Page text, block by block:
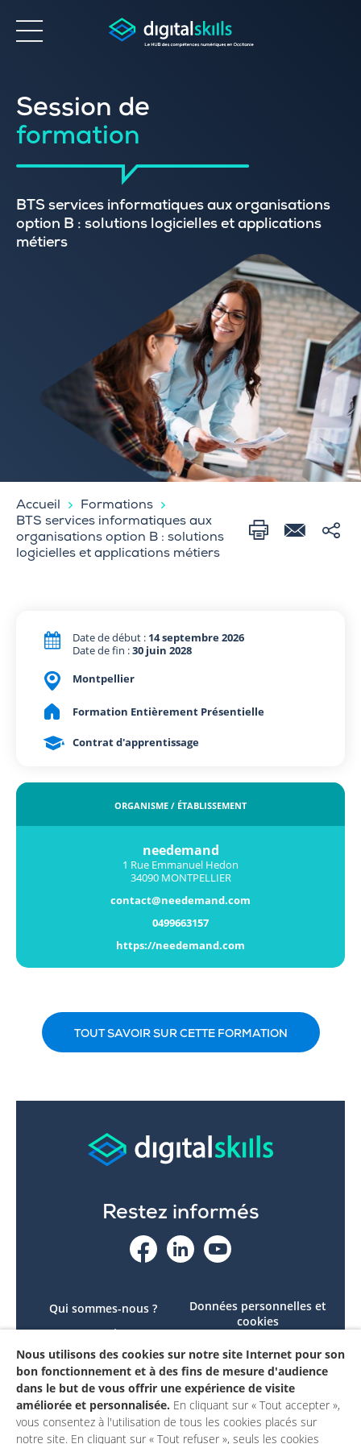
Accessibilité
Session de
formation
BTS services informatiques aux organisations
option B : solutions logicielles et applications
métiers
Accueil
Formations
BTS services informatiques aux
organisations option B : solutions
logicielles et applications métiers
Date de début : 14 septembre 2026
Date de fin :30 juin 2028
Montpellier
Formation Entièrement Présentielle
Contrat d'apprentissage
ORGANISME / ÉTABLISSEMENT
needemand
1 Rue Emmanuel Hedon
34090 MONTPELLIER
contact@needemand.com
0499663157
https://needemand.com
TOUT SAVOIR SUR CETTE FORMATION
Restez informés
Qui sommes-nous ?
Le projet
Contactez-nous
Mon compte
Données personnelles et
cookies
conforme
Mentions légales
Nous utilisons des cookies sur notre site Internet pour son
bon fonctionnement et à des fins de mesure d'audience
dans le but de vous offrir une expérience de visite
améliorée et personnalisée. En cliquant sur « Tout accepter »,
vous consentez à l'utilisation de tous les cookies placés sur
notre site. En cliquant sur « Tout refuser », seuls les cookies